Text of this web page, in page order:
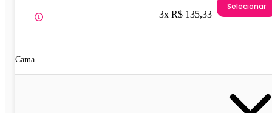
Cama
3x R$ 135,33
Selecionar